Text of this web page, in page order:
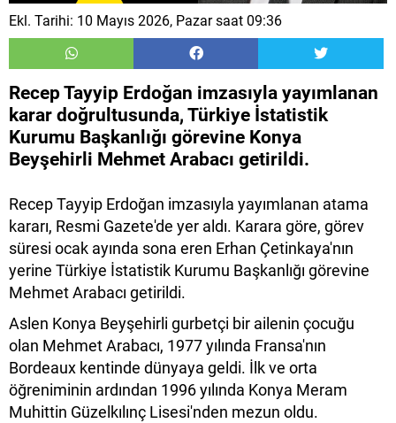
Ekl. Tarihi: 10 Mayıs 2026, Pazar saat 09:36
Recep Tayyip Erdoğan imzasıyla yayımlanan
karar doğrultusunda, Türkiye İstatistik
Kurumu Başkanlığı görevine Konya
Beyşehirli Mehmet Arabacı getirildi.
Recep Tayyip Erdoğan imzasıyla yayımlanan atama
kararı, Resmi Gazete'de yer aldı. Karara göre, görev
süresi ocak ayında sona eren Erhan Çetinkaya'nın
yerine Türkiye İstatistik Kurumu Başkanlığı görevine
Mehmet Arabacı getirildi.
Aslen Konya Beyşehirli gurbetçi bir ailenin çocuğu
olan Mehmet Arabacı, 1977 yılında Fransa'nın
Bordeaux kentinde dünyaya geldi. İlk ve orta
öğreniminin ardından 1996 yılında Konya Meram
Muhittin Güzelkılınç Lisesi'nden mezun oldu.